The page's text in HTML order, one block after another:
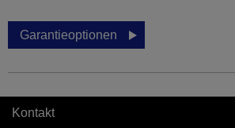
Garantieoptionen
Kontakt